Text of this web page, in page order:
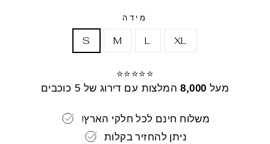
מידה
S M L XL
⭐⭐⭐⭐⭐
מעל 8,000המלצות עם דירוג של 5 כוכבים
!משלוח חינם לכל חלקי הארץ
ניתן להחזיר בקלות